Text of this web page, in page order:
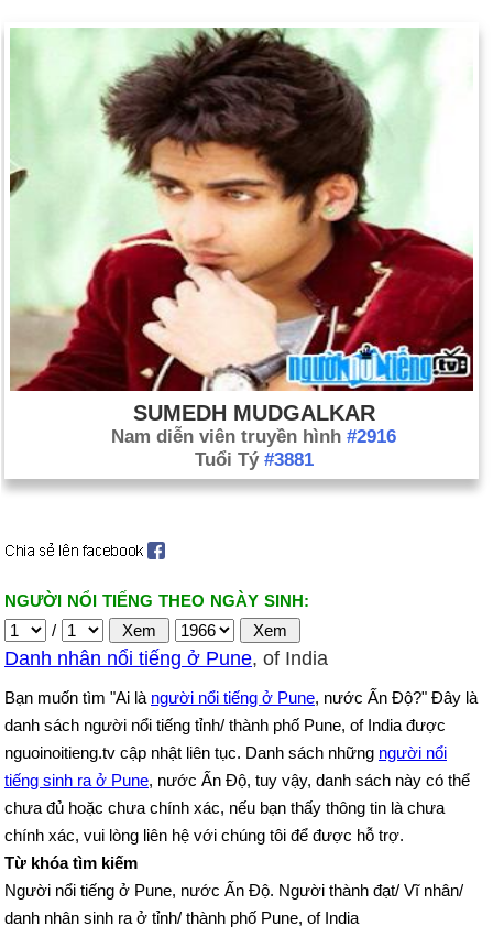
SUMEDH MUDGALKAR
Nam diễn viên truyền hình #2916
Tuổi Tý #3881
NGƯỜI NỔI TIẾNG THEO NGÀY SINH:
/
Danh nhân nổi tiếng ở Pune, of India
Bạn muốn tìm "Ai là người nổi tiếng ở Pune, nước Ấn Độ?" Đây là
danh sách người nổi tiếng tỉnh/ thành phố Pune, of India được
nguoinoitieng.tv cập nhật liên tục. Danh sách những người nổi
tiếng sinh ra ở Pune, nước Ấn Độ, tuy vậy, danh sách này có thể
chưa đủ hoặc chưa chính xác, nếu bạn thấy thông tin là chưa
chính xác, vui lòng liên hệ với chúng tôi để được hỗ trợ.
Từ khóa tìm kiếm
Người nổi tiếng ở Pune, nước Ấn Độ. Người thành đạt/ Vĩ nhân/
danh nhân sinh ra ở tỉnh/ thành phố Pune, of India